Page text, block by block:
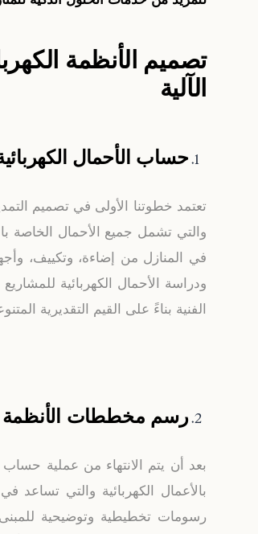
تصميم الأنظمة
الآلية
حساب الأحمال
تعتمد خطوتنا الأولى في تصميم
والتي تشمل جميع الأحمال الخاصة
في المنازل من إضاءة، وتكييف،
ودراسة الأحمال الكهربائية
الفنية بناءً على القيم التقديرية
رسم مخططات الأنظمة
بعد أن يتم الانتهاء من عملية حساب
بالأعمال الكهربائية والتي تساعد
رسومات تخطيطية وتوضيحية للمبنى